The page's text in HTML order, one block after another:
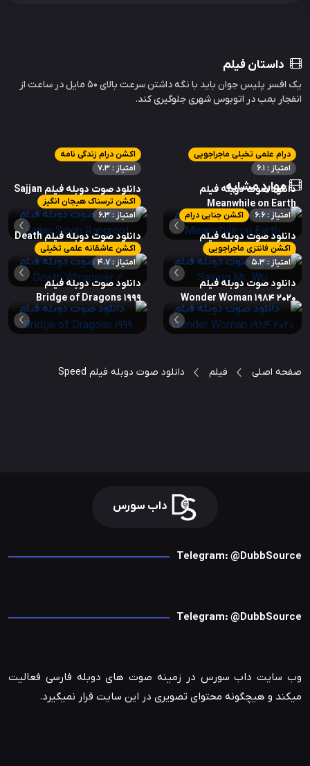
داستان فیلم
یک افسر پلیس جوان باید با نگه داشتن سرعت بالای 50 مایل در ساعت از
انفجار بمب در اتوبوس شهری جلوگیری کند.
موارد مشابه
درام علمی تخیلی ماجراجویی
امتیاز : 6.1
دانلود صوت دوبله فیلم
Meanwhile on Earth
اکشن درام زندگی نامه
امتیاز : 7.3
دانلود صوت دوبله فیلم Sajjan
Singh Rangroot
اکشن جنایی درام امتیاز : 6.6
دانلود صوت دوبله فیلم
Saving Mr. Wu
اکشن ترسناک هیجان انگیز
امتیاز : 6.3
دانلود صوت دوبله فیلم Death
Whisperer 2
اکشن فانتزی ماجراجویی
امتیاز : 5.3
دانلود صوت دوبله فیلم
Wonder Woman 1984 2020
اکشن عاشقانه علمی تخیلی
امتیاز : 4.7
دانلود صوت دوبله فیلم
Bridge of Dragons 1999
صفحه اصلی فیلم دانلود صوت دوبله فیلم Speed
داب سورس
Telegram: @DubbSource
Telegram: @DubbSource
وب سایت داب سورس در زمینه صوت های دوبله فارسی فعالیت
میکند و هیچگونه محتوای تصویری در این سایت قرار نمیگیرد.